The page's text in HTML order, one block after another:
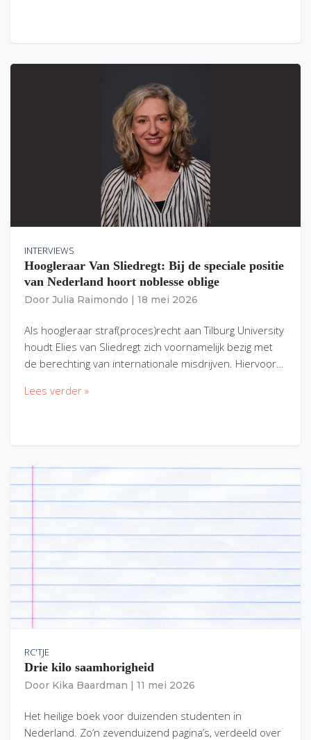
INTERVIEWS
Hoogleraar Van Sliedregt: Bij de speciale positie
van Nederland hoort noblesse oblige
Door Julia Raimondo 18 mei 2026
Als hoogleraar straf(proces)recht aan Tilburg University
houdt Elies van Sliedregt zich voornamelijk bezig met
de berechting van internationale misdrijven. Hiervoor…
Lees verder »
RC'TJE
Drie kilo saamhorigheid
Door Kika Baardman 11 mei 2026
Het heilige boek voor duizenden studenten in
Nederland. Zo’n zevenduizend pagina’s, verdeeld over